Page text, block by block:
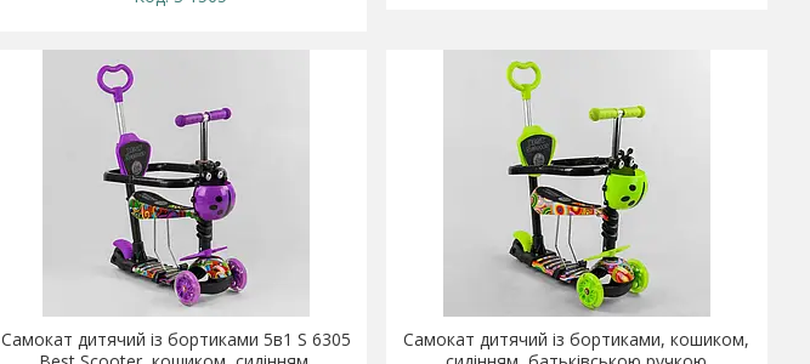
Самокат дитячий із бортиками 5в1 S 6305
Самокат дитячий із бортиками, кошиком,